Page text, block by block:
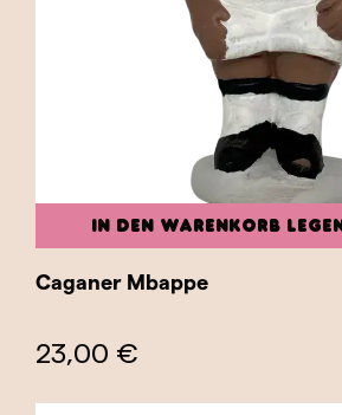
IN DEN WARENKORB LEGEN
Caganer Mbappe
23,00 €